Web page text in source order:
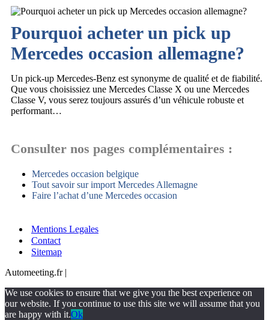
Pourquoi acheter un pick up
Mercedes occasion allemagne?
Un pick-up Mercedes-Benz est synonyme de qualité et de fiabilité.
Que vous choisissiez une Mercedes Classe X ou une Mercedes
Classe V, vous serez toujours assurés d’un véhicule robuste et
performant…
Consulter nos pages complémentaires :
Mercedes occasion belgique
Tout savoir sur import Mercedes Allemagne
Faire l’achat d’une Mercedes occasion
Mentions Legales
Contact
Sitemap
Automeeting.fr |
We use cookies to ensure that we give you the best experience on
our website. If you continue to use this site we will assume that you
are happy with it.Ok